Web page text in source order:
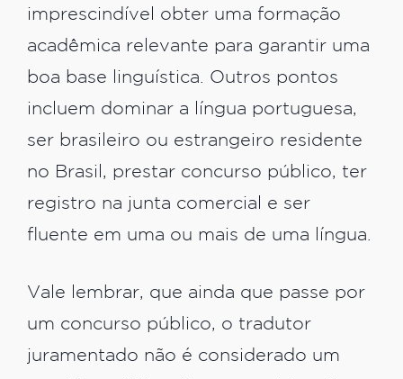
imprescindível obter uma formação
acadêmica relevante para garantir uma
boa base linguística. Outros pontos
incluem dominar a língua portuguesa,
ser brasileiro ou estrangeiro residente
no Brasil, prestar concurso público, ter
registro na junta comercial e ser
fluente em uma ou mais de uma língua.
Vale lembrar, que ainda que passe por
um concurso público, o tradutor
juramentado não é considerado um